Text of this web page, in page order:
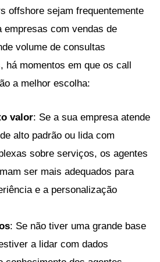
offshore sejam frequentemente
empresas com vendas de
volume de consultas
há momentos em que os call
a melhor escolha:
valor: Se a sua empresa atende
alto padrão ou lida com
sobre serviços, os agentes
ser mais adequados para
e a personalização
: Se não tiver uma grande base
a lidar com dados